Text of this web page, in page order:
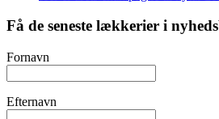
Få de seneste lækkerier i
Fornavn
Efternavn